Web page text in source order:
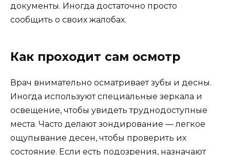
документы. Иногда достаточно просто
сообщить о своих жалобах.
Как проходит сам осмотр
Врач внимательно осматривает зубы и десны.
Иногда используют специальные зеркала и
освещение, чтобы увидеть труднодоступные
места. Часто делают зондирование — легкое
ощупывание десен, чтобы проверить их
состояние. Если есть подозрения, назначают